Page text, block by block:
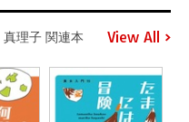
理子 関連本 View All